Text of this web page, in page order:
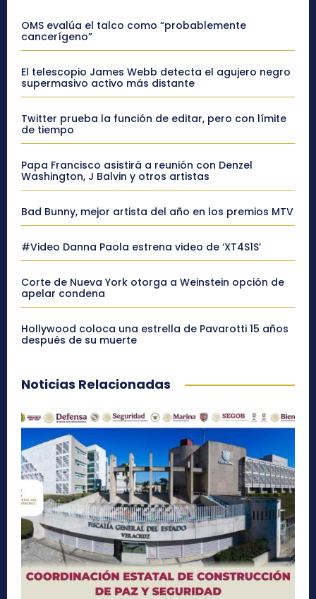
OMS evalúa el talco como “probablemente
cancerígeno”
El telescopio James Webb detecta el agujero negro
supermasivo activo más distante
Twitter prueba la función de editar, pero con límite
de tiempo
Papa Francisco asistirá a reunión con Denzel
Washington, J Balvin y otros artistas
Bad Bunny, mejor artista del año en los premios MTV
#Video Danna Paola estrena video de ‘XT4S1S’
Corte de Nueva York otorga a Weinstein opción de
apelar condena
Hollywood coloca una estrella de Pavarotti 15 años
después de su muerte
Noticias Relacionadas